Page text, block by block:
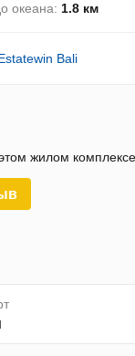
океана: 1.8 км
Bali
жилом комплексе